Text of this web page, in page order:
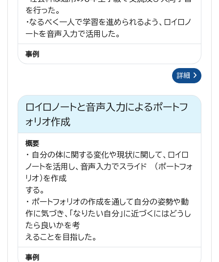
を行った。
・なるべく一人で学習を進められるよう、ロイロノ
ートを音声入力で活用した。
事例
詳細
ロイロノートと音声入力によるポートフ
ォリオ作成
概要
・ 自分の体に関する変化や現状に関して、ロイロ
ノートを活用し、音声入力でスライド （ポートフォ
リオ）を作成
する。
・ ポートフォリオの作成を通して自分の姿勢や動
作に気づき、「なりたい自分」に近づくにはどうし
たら良いかを考
えることを目指した。
事例